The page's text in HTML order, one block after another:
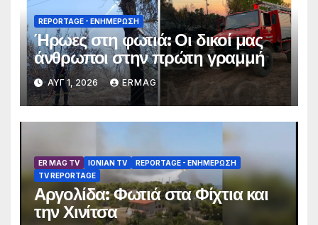
REPORTAGE - EΝΗΜΈΡΩΣΗ
Ήρωες στη φωτιά: Οι δικοί μας
άνθρωποι στην πρώτη γραμμή
ΑΥΓ 1, 2026 ERMAG
ER MAG TV IONIAN TV
REPORTAGE - EΝΗΜΈΡΩΣΗ
TV REPORTAGE
Αργολίδα: Φωτιά στα Φίχτια και
την Χινίτσα